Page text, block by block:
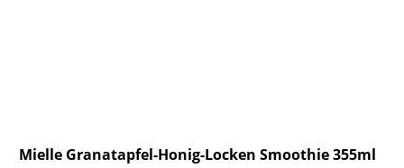
Mielle Granatapfel-Honig-Locken Smoothie 355ml